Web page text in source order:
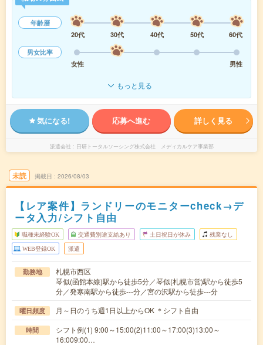
年齢層
20代
30代 40代 50代
60代
男女比率
女性
男性
もっと見る
気になる! 応募へ進む 詳しく見る
派遣会社 日研トータルソーシング株式会社 メディカルケア事業部
未読 掲載日 2026/08/03
【レア案件】ランドリーのモニターcheck→デ
ータ入力/シフト自由
職種未経験OK 交通費別途支給あり 土日祝日が休み 残業なし
WEB登録OK 派遣
勤務地
札幌市西区
琴似(函館本線)駅から徒歩5分／琴似(札幌市営)駅から徒歩5
分／発寒南駅から徒歩---分／宮の沢駅から徒歩---分
曜日頻度 月～日のうち週1日以上からOK ＊シフト自由
時間
シフト例(1) 9:00～15:00(2)11:00～17:00(3)13:00～
16:009:00…